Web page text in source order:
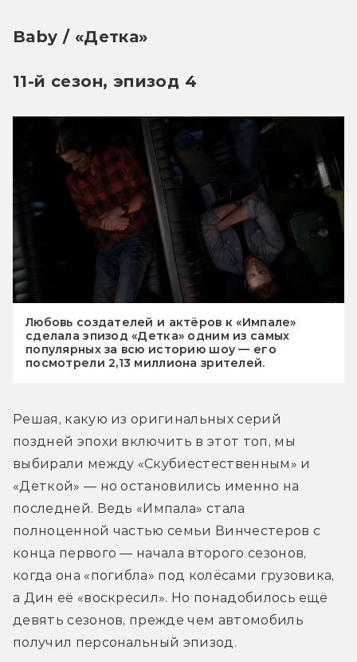
Baby / «Детка»
11-й сезон, эпизод 4
Любовь создателей и актёров к «Импале»
сделала эпизод «Детка» одним из самых
популярных за всю историю шоу — его
посмотрели 2,13 миллиона зрителей.
Решая, какую из оригинальных серий
поздней эпохи включить в этот топ, мы
выбирали между «Скубиестественным» и
«Деткой» — но остановились именно на
последней. Ведь «Импала» стала
полноценной частью семьи Винчестеров с
конца первого — начала второго сезонов,
когда она «погибла» под колёсами грузовика,
а Дин её «воскресил». Но понадобилось ещё
девять сезонов, прежде чем автомобиль
получил персональный эпизод.